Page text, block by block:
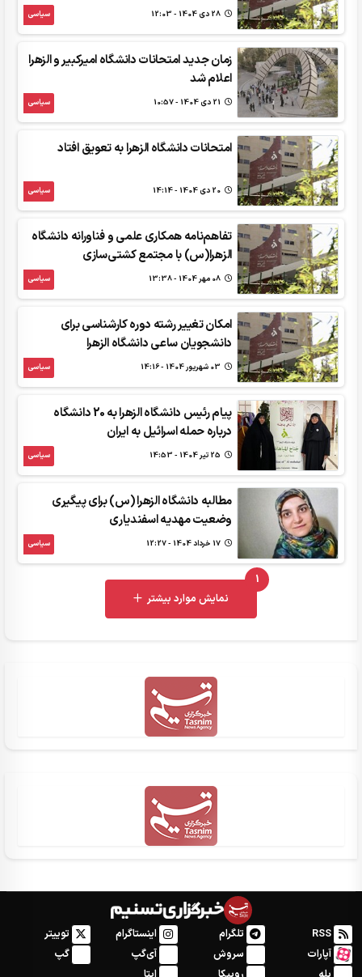
سیاسی
زمان جدید امتحانات دانشگاه امیرکبیر و الزهرا
اعلام شد
سیاسی
امتحانات دانشگاه الزهرا به تعویق افتاد
سیاسی
تفاهم‌نامه همکاری علمی و فناورانه دانشگاه
الزهرا(س) با مجتمع کشتی‌سازی
سیاسی
امکان تغییر رشته دوره کارشناسی برای
دانشجویان ساعی دانشگاه الزهرا
سیاسی
پیام رئیس دانشگاه الزهرا به 20 دانشگاه
درباره حمله اسرائیل به ایران
سیاسی
مطالبه دانشگاه الزهرا (س) برای پیگیری
وضعیت مهدیه اسفندیاری
سیاسی
1
UNREAD MESSAGES
نمایش موارد بیشتر
RSS تلگرام اینستاگرام
توییتر
آپارات
سروش آی‌گپ
گپ